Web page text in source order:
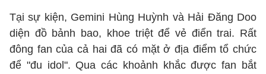
Tại sự kiện, Gemini Hùng Huỳnh và Hải Đăng Doo
diện đồ bảnh bao, khoe triệt để vẻ điển trai. Rất
đông fan của cả hai đã có mặt ở địa điểm tổ chức
để "đu idol". Qua các khoảnh khắc được fan bắt